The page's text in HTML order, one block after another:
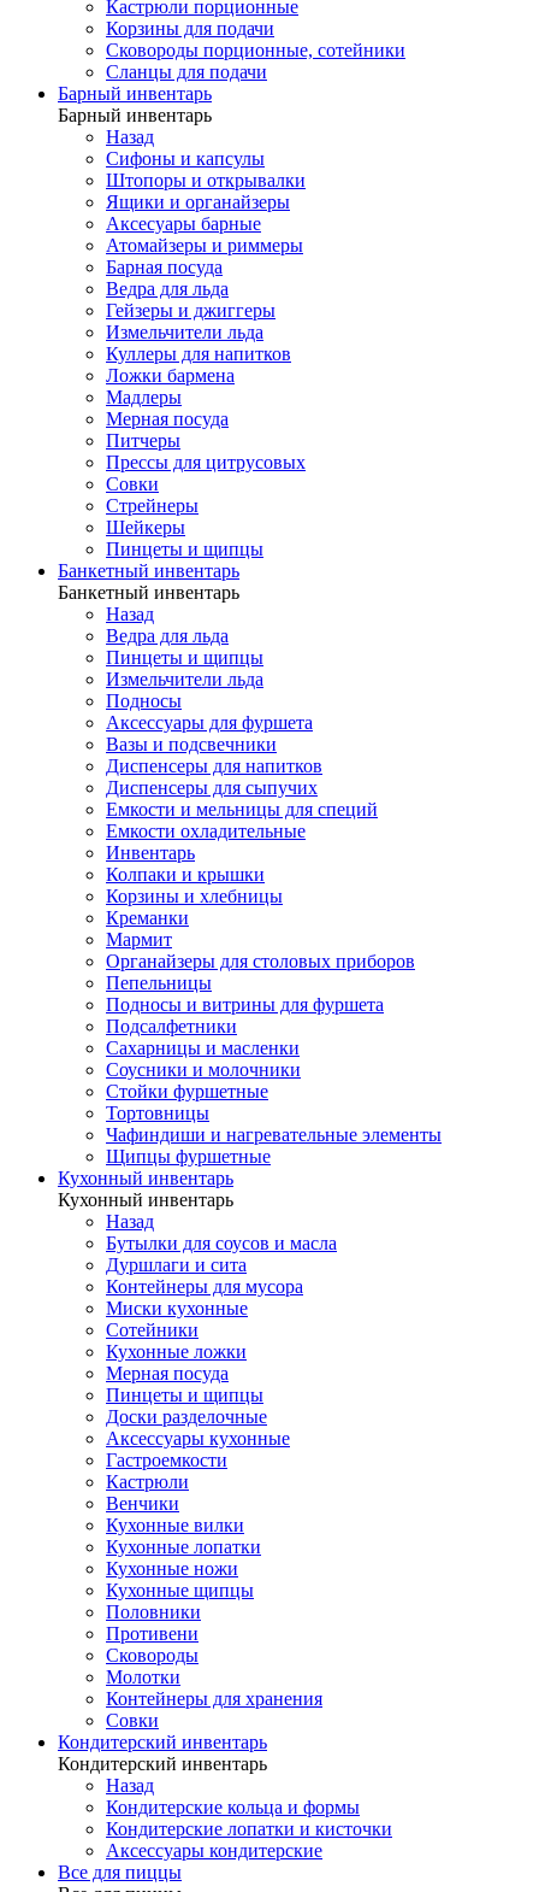
Кастрюли порционные
Корзины для подачи
Сковороды порционные, сотейники
Сланцы для подачи
Барный инвентарь
Барный инвентарь
Назад
Сифоны и капсулы
Штопоры и открывалки
Ящики и органайзеры
Аксесуары барные
Атомайзеры и риммеры
Барная посуда
Ведра для льда
Гейзеры и джиггеры
Измельчители льда
Куллеры для напитков
Ложки бармена
Мадлеры
Мерная посуда
Питчеры
Прессы для цитрусовых
Совки
Стрейнеры
Шейкеры
Пинцеты и щипцы
Банкетный инвентарь
Банкетный инвентарь
Назад
Ведра для льда
Пинцеты и щипцы
Измельчители льда
Подносы
Аксессуары для фуршета
Вазы и подсвечники
Диспенсеры для напитков
Диспенсеры для сыпучих
Емкости и мельницы для специй
Емкости охладительные
Инвентарь
Колпаки и крышки
Корзины и хлебницы
Креманки
Мармит
Органайзеры для столовых приборов
Пепельницы
Подносы и витрины для фуршета
Подсалфетники
Сахарницы и масленки
Соусники и молочники
Стойки фуршетные
Тортовницы
Чафиндиши и нагревательные элементы
Щипцы фуршетные
Кухонный инвентарь
Кухонный инвентарь
Назад
Бутылки для соусов и масла
Дуршлаги и сита
Контейнеры для мусора
Миски кухонные
Сотейники
Кухонные ложки
Мерная посуда
Пинцеты и щипцы
Доски разделочные
Аксессуары кухонные
Гастроемкости
Кастрюли
Венчики
Кухонные вилки
Кухонные лопатки
Кухонные ножи
Кухонные щипцы
Половники
Противени
Сковороды
Молотки
Контейнеры для хранения
Совки
Кондитерский инвентарь
Кондитерский инвентарь
Назад
Кондитерские кольца и формы
Кондитерские лопатки и кисточки
Аксессуары кондитерские
Все для пиццы